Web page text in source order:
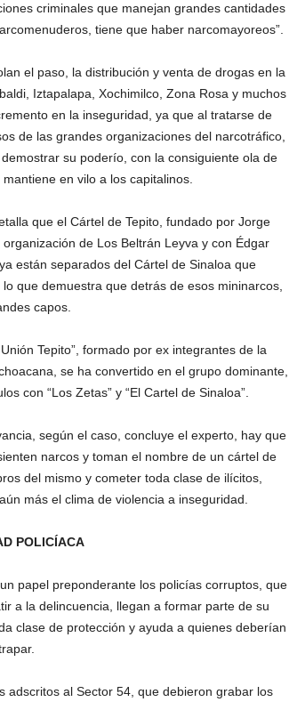
criminales que manejan grandes cantidades
tiene que haber narcomayoreos”.
el paso, la distribución y venta de drogas en la
Iztapalapa, Xochimilco, Zona Rosa y muchos
en la inseguridad, ya que al tratarse de
de las grandes organizaciones del narcotráfico,
su poderío, con la consiguiente ola de
en vilo a los capitalinos.
que el Cártel de Tepito, fundado por Jorge
de Los Beltrán Leyva y con Édgar
están separados del Cártel de Sinaloa que
que demuestra que detrás de esos mininarcos,
capos.
Tepito”, formado por ex integrantes de la
se ha convertido en el grupo dominante,
con “Los Zetas” y “El Cartel de Sinaloa”.
según el caso, concluye el experto, hay que
narcos y toman el nombre de un cártel de
del mismo y cometer toda clase de ilícitos,
más el clima de violencia a inseguridad.
POLICÍACA
papel preponderante los policías corruptos, que
a la delincuencia, llegan a formar parte de su
clase de protección y ayuda a quienes deberían
adscritos al Sector 54, que debieron grabar los